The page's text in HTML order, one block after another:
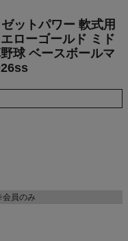
ットパワー 軟式用
ローゴールド ミド
球 ベースボールマ
員のみ